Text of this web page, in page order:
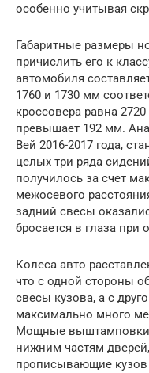
особенно учитывая
Габаритные размеры
причислить его к
автомобиля
1760 и 1730 мм
кроссовера равна
превышает 192 мм.
Вей 2016-2017 года,
целых три ряда
получилось за счет
межосевого
задний свесы
бросается в глаза при
Колеса авто
что с одной стороны
свесы кузова, а с
максимально много
Мощные выштамповки
нижним частям
прописывающие